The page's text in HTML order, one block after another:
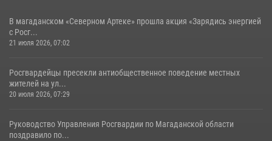
В магаданском «Северном Артеке» прошла акция «Зарядись энергией
с Росг...
21 июля 2026, 07:02
Росгвардейцы пресекли антиобщественное поведение местных
жителей на ул...
20 июля 2026, 07:29
Руководство Управления Росгвардии по Магаданской области
поздравило по...